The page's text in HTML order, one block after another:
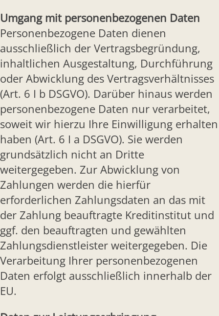
Umgang mit personenbezogenen Daten
Personenbezogene Daten dienen
ausschließlich der Vertragsbegründung,
inhaltlichen Ausgestaltung, Durchführung
oder Abwicklung des Vertragsverhältnisses
(Art. 6 I b DSGVO). Darüber hinaus werden
personenbezogene Daten nur verarbeitet,
soweit wir hierzu Ihre Einwilligung erhalten
haben (Art. 6 I a DSGVO). Sie werden
grundsätzlich nicht an Dritte
weitergegeben. Zur Abwicklung von
Zahlungen werden die hierfür
erforderlichen Zahlungsdaten an das mit
der Zahlung beauftragte Kreditinstitut und
ggf. den beauftragten und gewählten
Zahlungsdienstleister weitergegeben. Die
Verarbeitung Ihrer personenbezogenen
Daten erfolgt ausschließlich innerhalb der
EU.